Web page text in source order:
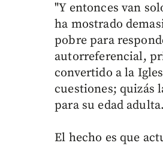
"Y entonces van
ha mostrado
pobre para
autorreferencial,
convertido a la
cuestiones; quizás
para su edad adulta.
El hecho es que